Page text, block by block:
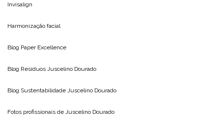
Invisalign
Harmonização facial
Blog Paper Excellence
Blog Resíduos Juscelino Dourado
Blog Sustentabilidade Juscelino Dourado
Fotos profissionais de Juscelino Dourado